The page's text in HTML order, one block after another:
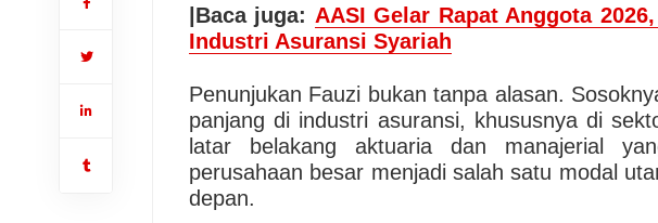
|Baca juga: AASI Gelar Rapat Anggota
Industri Asuransi Syariah
Penunjukan Fauzi bukan tanpa alasan.
panjang di industri asuransi, khususnya di
latar belakang aktuaria dan manajerial
perusahaan besar menjadi salah satu modal
depan.